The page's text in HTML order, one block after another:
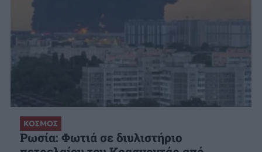
ΚΟΣΜΟΣ
Ρωσία: Φωτιά σε διυλιστήριο